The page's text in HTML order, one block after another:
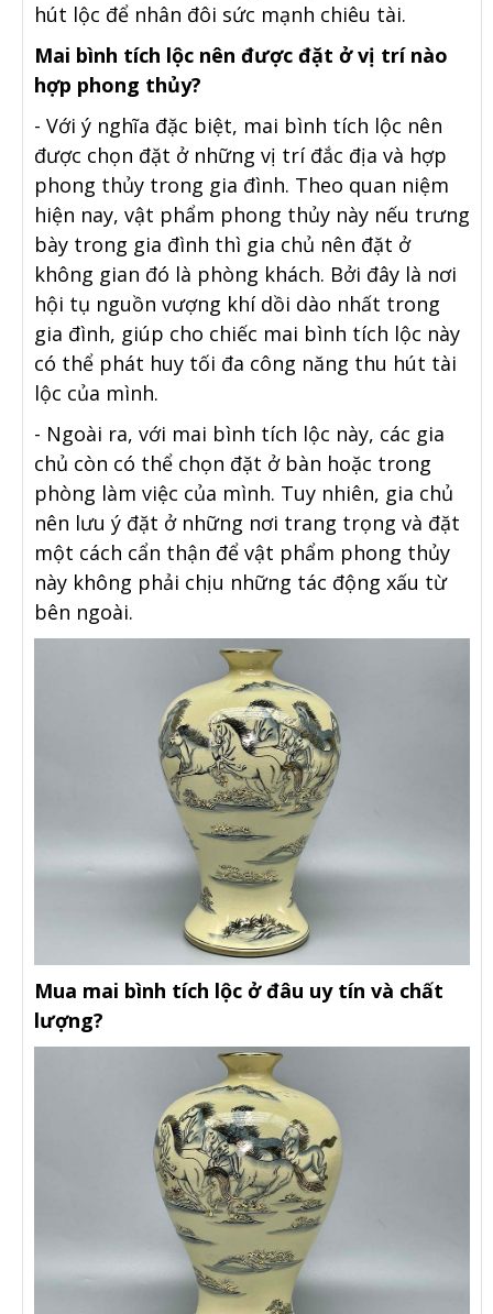
hút lộc để nhân đôi sức mạnh chiêu tài.
Mai bình tích lộc nên được đặt ở vị trí nào
hợp phong thủy?
- Với ý nghĩa đặc biệt, mai bình tích lộc nên
được chọn đặt ở những vị trí đắc địa và hợp
phong thủy trong gia đình. Theo quan niệm
hiện nay, vật phẩm phong thủy này nếu trưng
bày trong gia đình thì gia chủ nên đặt ở
không gian đó là phòng khách. Bởi đây là nơi
hội tụ nguồn vượng khí dồi dào nhất trong
gia đình, giúp cho chiếc mai bình tích lộc này
có thể phát huy tối đa công năng thu hút tài
lộc của mình.
- Ngoài ra, với mai bình tích lộc này, các gia
chủ còn có thể chọn đặt ở bàn hoặc trong
phòng làm việc của mình. Tuy nhiên, gia chủ
nên lưu ý đặt ở những nơi trang trọng và đặt
một cách cẩn thận để vật phẩm phong thủy
này không phải chịu những tác động xấu từ
bên ngoài.
Mua mai bình tích lộc ở đâu uy tín và chất
lượng?